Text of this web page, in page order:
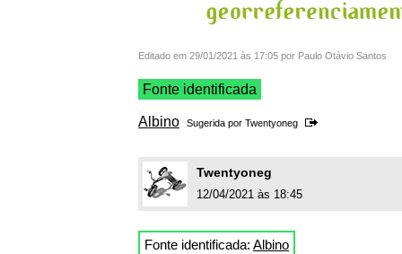
Editado em 29/01/2021 às 17:05 por Paulo Otávio Santos
Fonte identificada
Albino Sugerida por Twentyoneg
Twentyoneg
12/04/2021 às 18:45
Fonte identificada: Albino